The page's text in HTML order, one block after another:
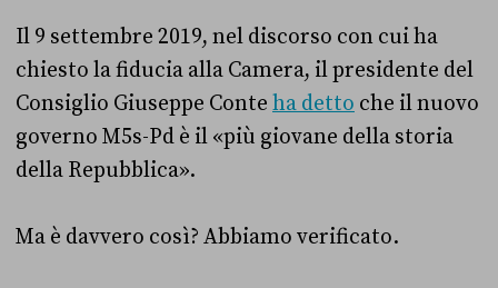
Il 9 settembre 2019, nel discorso con cui ha
chiesto la fiducia alla Camera, il presidente del
Consiglio Giuseppe Conte ha detto che il nuovo
governo M5s-Pd è il «più giovane della storia
della Repubblica».
Ma è davvero così? Abbiamo verificato.